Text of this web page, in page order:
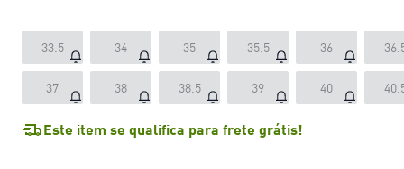
33.5 34 35 35.5 36
37 38 38.5 39 40
Este item se qualifica para frete grátis!